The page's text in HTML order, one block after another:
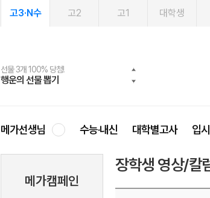
고3·N수 고2 고1 대학생
선물 3개 100% 당첨!
행운의 선물 뽑기
선물 100% 증정!
메가스터디 X 올리브
여름방학 스터디 캐시백
메가런 썸머스쿨
2027 러셀 단과
강사 공개선발
스마트러닝앱
설문 EVENT
메가패스
3일 무료 체험권
메가패스 수강생 무료혜택!
메가클럽 멤버십
사회공헌 캠페인
희망이룸 메가나눔
메가선생님 수능·내신 대학별고사 입
메가캠페인
장학생 영상/칼